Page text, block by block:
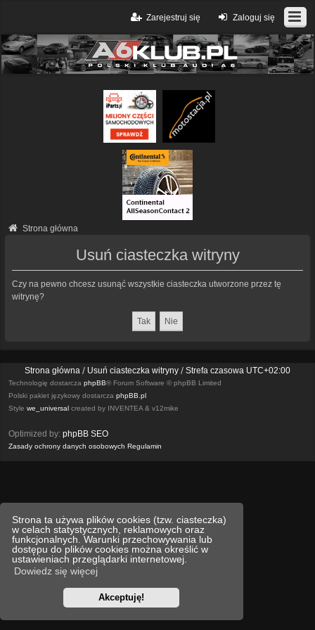
Strona ta używa plików cookies (tzw. ciasteczka)
w celach statystycznych, reklamowych oraz
funkcjonalnych. Warunki przechowywania lub
dostępu do plików cookies można określić w
ustawieniach przeglądarki internetowej.
Dowiedz się więcej
Akceptuję!
Zaloguj się
Zarejestruj się
Strona główna
Usuń ciasteczka witryny
Czy na pewno chcesz usunąć wszystkie ciasteczka utworzone przez tę
witrynę?
Strona główna Usuń ciasteczka witryny Strefa czasowa UTC+02:00
Technologię dostarcza phpBB® Forum Software © phpBB Limited
Polski pakiet językowy dostarcza phpBB.pl
Style we_universal created by INVENTEA & v12mike
Optimized by: phpBB SEO
Zasady ochrony danych osobowych Regulamin